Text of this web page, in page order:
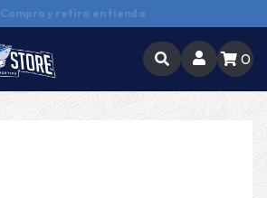
Compra y retira en tienda
0